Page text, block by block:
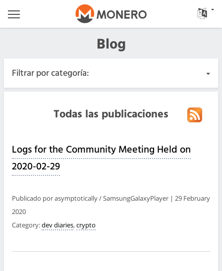
Blog
Filtrar por categoría:
Lanzamientos
Todas las publicaciones
Logs for the Community Meeting Held on
2020-02-29
Publicado por asymptotically / SamsungGalaxyPlayer | 29 February
2020
Category:dev diaries, crypto